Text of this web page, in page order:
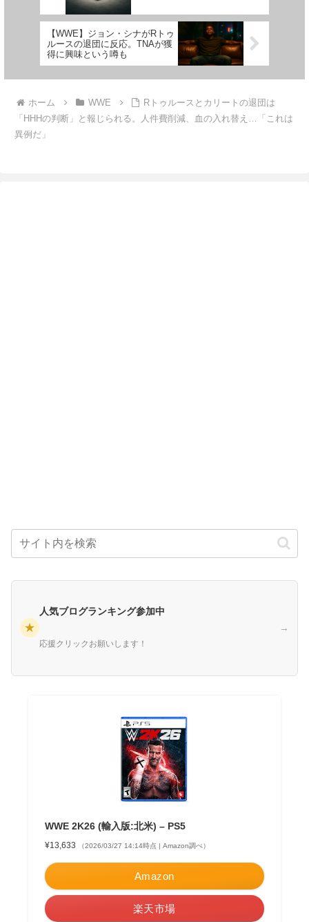
【WWE】ジョン・シナがRトゥ
ルースの退団に反応。TNAが獲
得に興味という噂も
ホーム WWE
Rトゥルースとカリートの退団は
「HHHの判断」と報じられる。人件費削減、血の入れ替え…「これは
異例だ」
★
人気ブログランキング参加中
応援クリックお願いします！
→
WWE 2K26 (輸入版:北米) – PS5
¥13,633 （2026/03/27 14:14時点 | Amazon調べ）
Amazon
楽天市場